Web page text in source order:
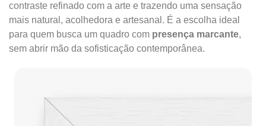
contraste refinado com a arte e trazendo uma sensação
mais natural, acolhedora e artesanal. É a escolha ideal
para quem busca um quadro com presença marcante,
sem abrir mão da sofisticação contemporânea.